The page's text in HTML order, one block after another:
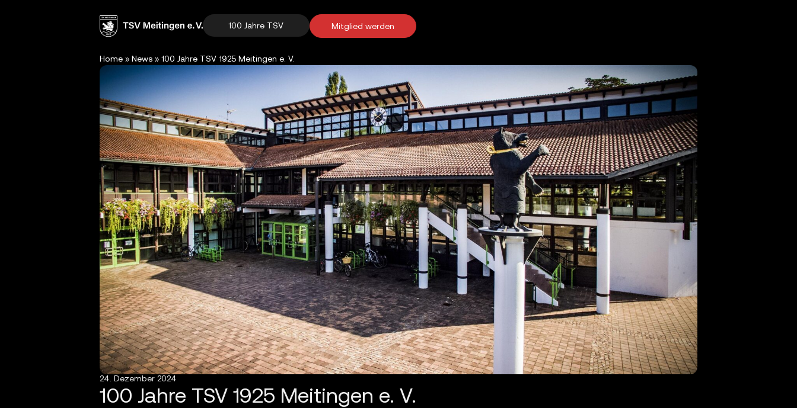
100 Jahre TSV Mitglied werden
Home » News » 100 Jahre TSV 1925 Meitingen e. V.
24. Dezember 2024
100 Jahre TSV 1925 Meitingen e. V.